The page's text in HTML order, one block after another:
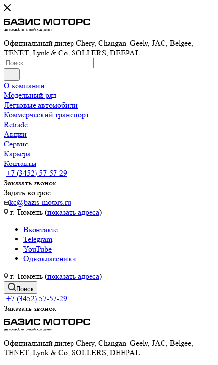
Официальный дилер Chery, Changan, Geely, JAC, Belgee,
TENET, Lynk & Co, SOLLERS, DEEPAL
О компании
Модельный ряд
Легковые автомобили
Коммерческий транспорт
Retrade
Акции
Сервис
Карьера
Контакты
+7 (3452) 57-57-29
Заказать звонок
Задать вопрос
kc@bazis-motors.ru
г. Тюмень (показать адреса)
Вконтакте
Telegram
YouTube
Одноклассники
г. Тюмень (показать адреса)
Поиск
+7 (3452) 57-57-29
Заказать звонок
Официальный дилер Chery, Changan, Geely, JAC, Belgee,
TENET, Lynk & Co, SOLLERS, DEEPAL